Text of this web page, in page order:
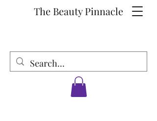
The Beauty Pinnacle